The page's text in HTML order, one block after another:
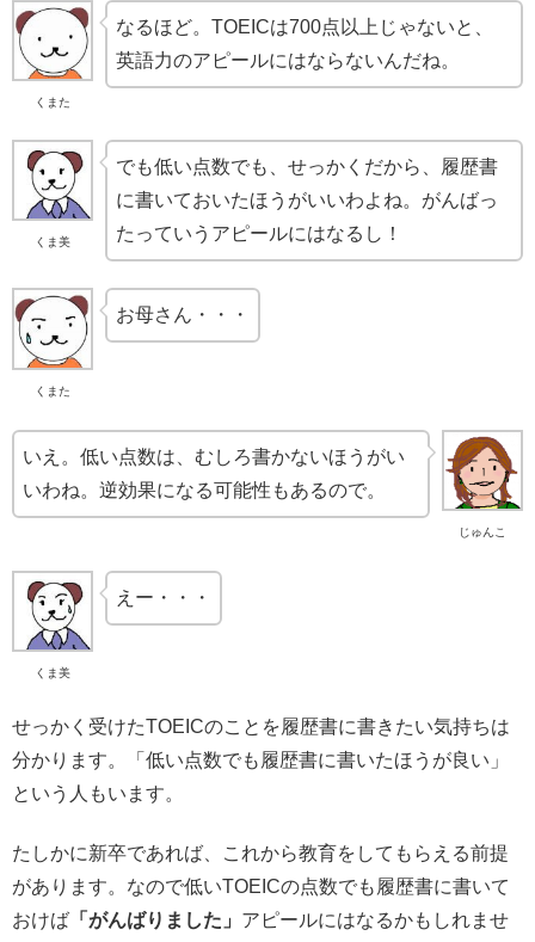
くまた
なるほど。TOEICは700点以上じゃないと、
英語力のアピールにはならないんだね。
くま美
でも低い点数でも、せっかくだから、履歴書
に書いておいたほうがいいわよね。がんばっ
たっていうアピールにはなるし！
くまた
お母さん・・・
じゅんこ
いえ。低い点数は、むしろ書かないほうがい
いわね。逆効果になる可能性もあるので。
くま美
えー・・・
せっかく受けたTOEICのことを履歴書に書きたい気持ちは
分かります。「低い点数でも履歴書に書いたほうが良い」
という人もいます。
たしかに新卒であれば、これから教育をしてもらえる前提
があります。なので低いTOEICの点数でも履歴書に書いて
おけば 「がんばりました」 アピールにはなるかもしれませ